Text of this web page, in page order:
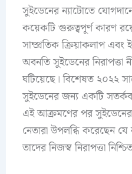
সুইডেনের ন্যাটোতে
কয়েকটি গুরুত্বপূর্ণ কারণ
সাম্প্রতিক ক্রিয়াকলাপ এবং
অবনতি সুইডেনের নিরাপত্তা
ঘটিয়েছে। বিশেষত ২০২২
সুইডেনের জন্য একটি
এই আক্রমণের পর
নেতারা উপলব্ধি করেছেন
তাদের নিজস্ব নিরাপত্তা